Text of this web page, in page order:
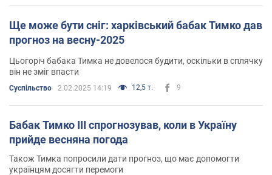
Ще може бути сніг: харківський бабак Тимко дав
прогноз на весну-2025
Цьогоріч бабака Тимка не довелося будити, оскільки в сплячку
він не зміг впасти
Суспільство 2.02.2025 14:19 12,5 т. 9
Бабак Тимко ІІІ спрогнозував, коли в Україну
прийде весняна погода
Також Тимка попросили дати прогноз, що має допомогти
українцям досягти перемоги